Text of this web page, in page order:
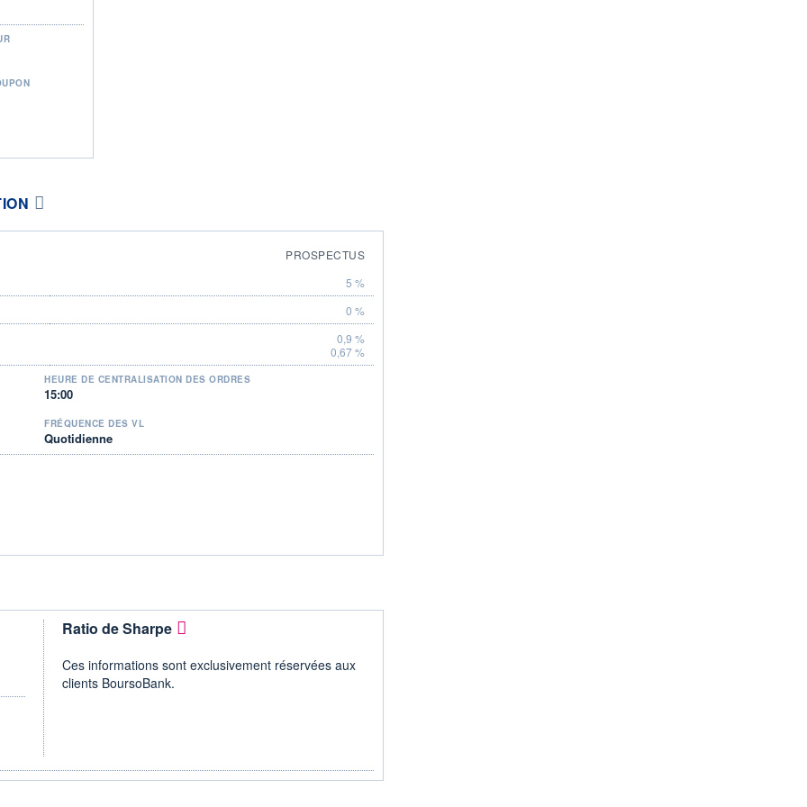
PROSPECTUS
5 %
0 %
0,9 %
0,67 %
HEURE DE CENTRALISATION DES ORDRES
15:00
FRÉQUENCE DES VL
Quotidienne
Ratio de Sharpe
Ces informations sont exclusivement réservées aux
clients BoursoBank.